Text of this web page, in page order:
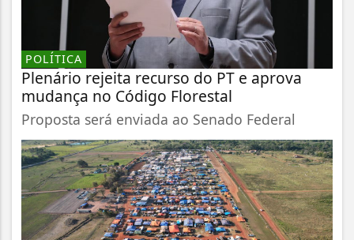
POLÍTICA
Plenário rejeita recurso do PT e aprova
mudança no Código Florestal
Proposta será enviada ao Senado Federal